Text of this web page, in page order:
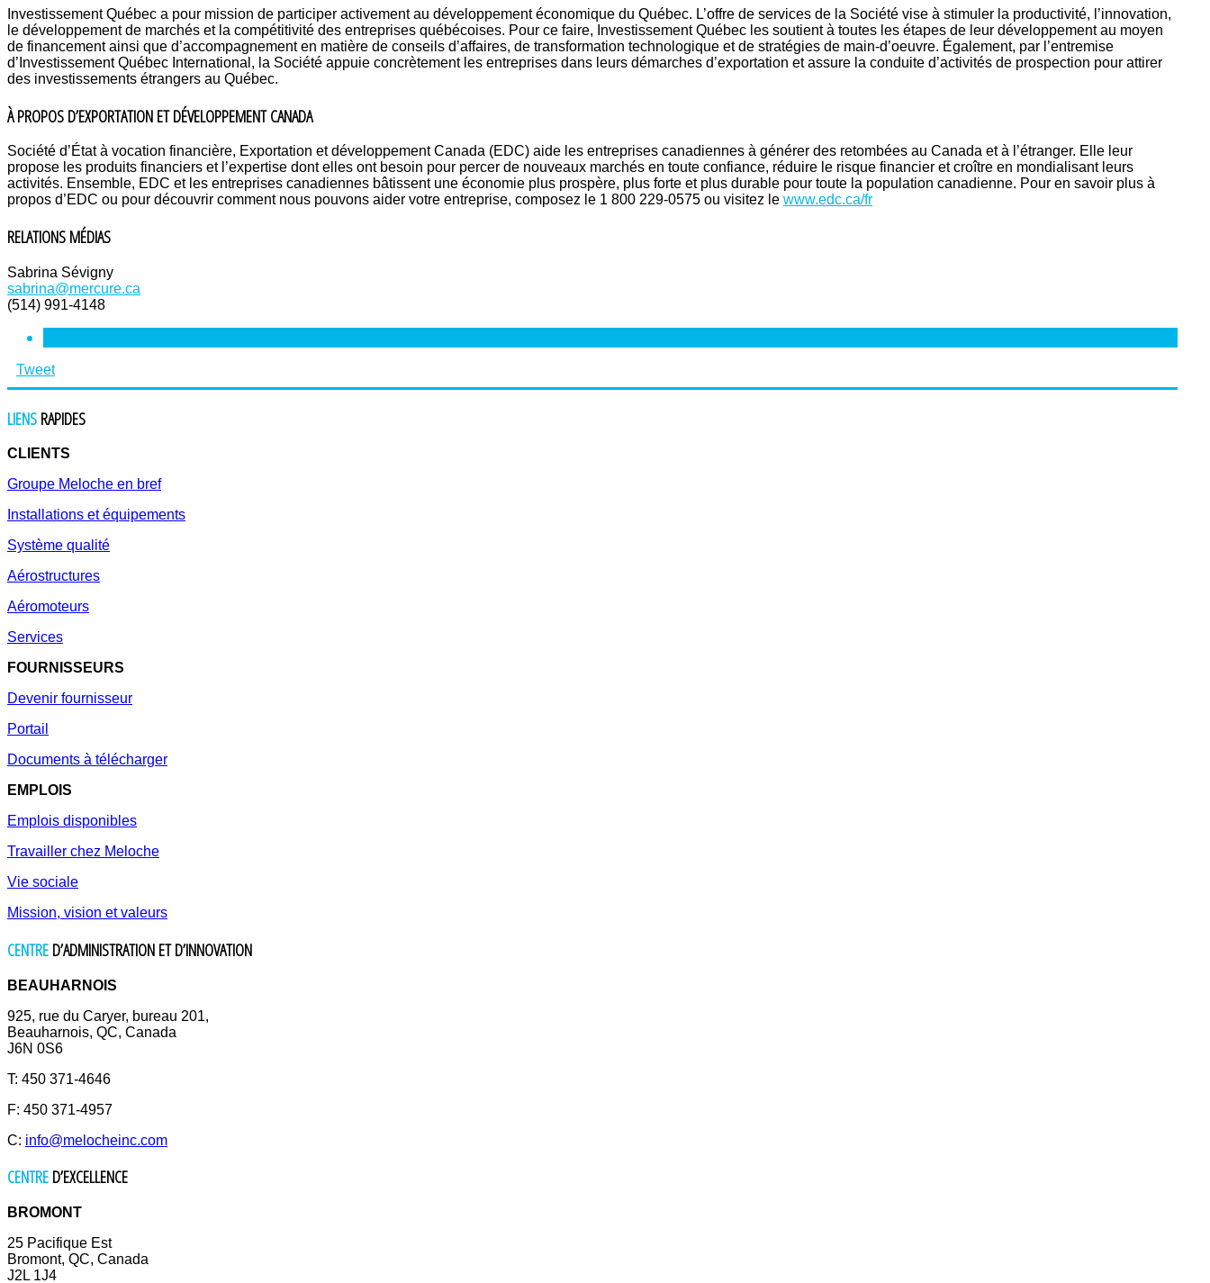
Investissement Québec a pour mission de participer activement au développement économique du Québec. L’offre de services de la Société vise à stimuler la productivité, l’innovation,
le développement de marchés et la compétitivité des entreprises québécoises. Pour ce faire, Investissement Québec les soutient à toutes les étapes de leur développement au moyen
de financement ainsi que d’accompagnement en matière de conseils d’affaires, de transformation technologique et de stratégies de main-d’oeuvre. Également, par l’entremise
d’Investissement Québec International, la Société appuie concrètement les entreprises dans leurs démarches d’exportation et assure la conduite d’activités de prospection pour attirer
des investissements étrangers au Québec.
À PROPOS D’EXPORTATION ET DÉVELOPPEMENT CANADA
Société d’État à vocation financière, Exportation et développement Canada (EDC) aide les entreprises canadiennes à générer des retombées au Canada et à l’étranger. Elle leur
propose les produits financiers et l’expertise dont elles ont besoin pour percer de nouveaux marchés en toute confiance, réduire le risque financier et croître en mondialisant leurs
activités. Ensemble, EDC et les entreprises canadiennes bâtissent une économie plus prospère, plus forte et plus durable pour toute la population canadienne. Pour en savoir plus à
propos d’EDC ou pour découvrir comment nous pouvons aider votre entreprise, composez le 1 800 229-0575 ou visitez le www.edc.ca/fr
RELATIONS MÉDIAS
Sabrina Sévigny
sabrina@mercure.ca
(514) 991-4148
Tweet
LIENS RAPIDES
CLIENTS
Groupe Meloche en bref
Installations et équipements
Système qualité
Aérostructures
Aéromoteurs
Services
FOURNISSEURS
Devenir fournisseur
Portail
Documents à télécharger
EMPLOIS
Emplois disponibles
Travailler chez Meloche
Vie sociale
Mission, vision et valeurs
CENTRE D’ADMINISTRATION ET D’INNOVATION
BEAUHARNOIS
925, rue du Caryer, bureau 201,
Beauharnois, QC, Canada
J6N 0S6
T: 450 371-4646
F: 450 371-4957
C: info@melocheinc.com
CENTRE D’EXCELLENCE
BROMONT
25 Pacifique Est
Bromont, QC, Canada
J2L 1J4